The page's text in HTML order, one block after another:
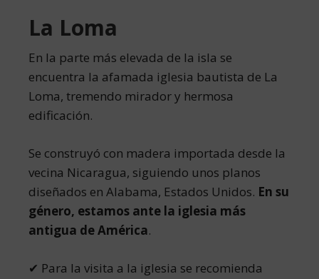
La Loma
En la parte más elevada de la isla se
encuentra la afamada iglesia bautista de La
Loma, tremendo mirador y hermosa
edificación.
Se construyó con madera importada desde la
vecina Nicaragua, siguiendo unos planos
diseñados en Alabama, Estados Unidos. En su
género, estamos ante la iglesia más
antigua de América.
✔ Para la visita a la iglesia se recomienda